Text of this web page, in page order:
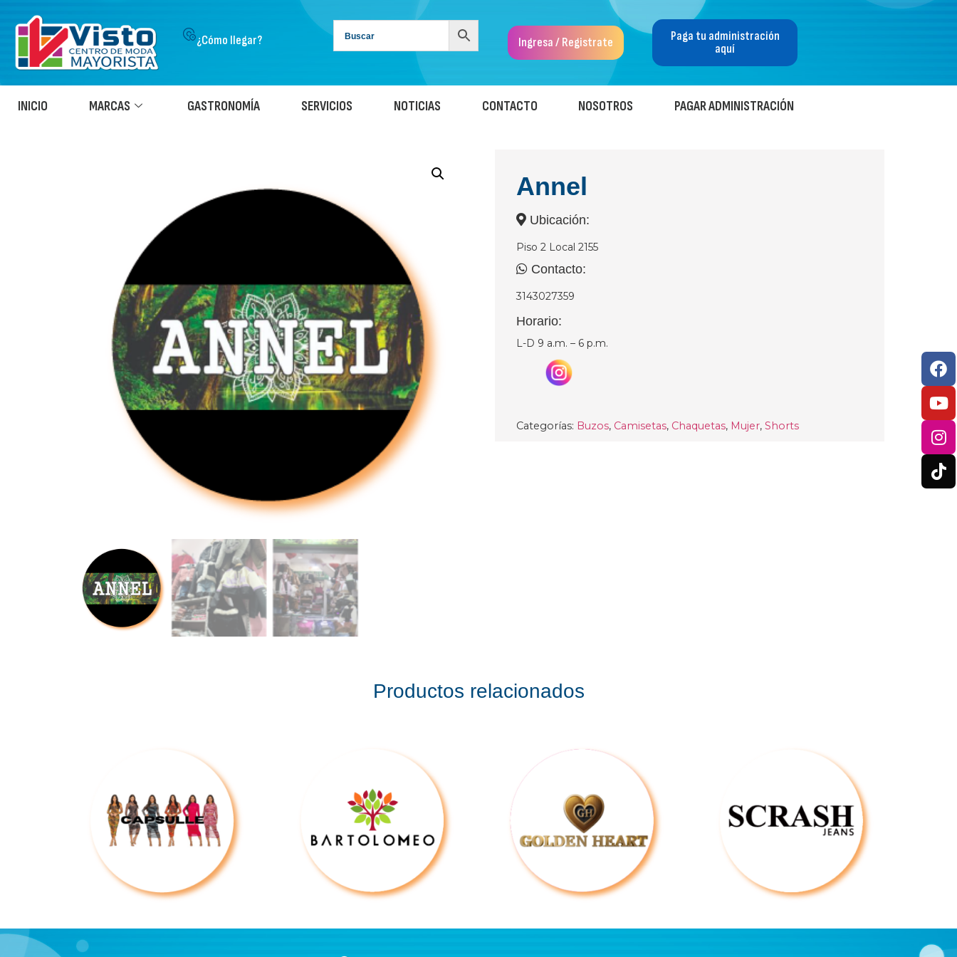
¿Cómo llegar? Ingresa / Registrate
Paga tu administración
aquí
INICIO MARCAS GASTRONOMÍA SERVICIOS NOTICIAS CONTACTO NOSOTROS PAGAR ADMINISTRACIÓN
Annel
Ubicación:
Piso 2 Local 2155
Contacto:
3143027359
Horario:
L-D 9 a.m. – 6 p.m.
Categorías: Buzos, Camisetas, Chaquetas, Mujer, Shorts
Productos relacionados